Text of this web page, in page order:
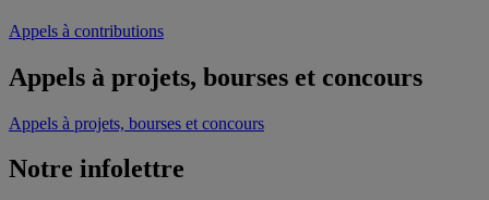
Appels à contributions
Appels à projets, bourses et concours
Appels à projets, bourses et concours
Notre infolettre